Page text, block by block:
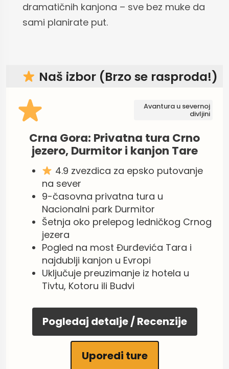
dramatičnih kanjona – sve bez muke da
sami planirate put.
Naš izbor (Brzo se rasproda!)
Avantura u severnoj
divljini
Crna Gora: Privatna tura Crno
jezero, Durmitor i kanjon Tare
4.9 zvezdica za epsko putovanje
na sever
9-časovna privatna tura u
Nacionalni park Durmitor
Šetnja oko prelepog ledničkog Crnog
jezera
Pogled na most Đurđevića Tara i
najdublji kanjon u Evropi
Uključuje preuzimanje iz hotela u
Tivtu, Kotoru ili Budvi
Pogledaj detalje / Recenzije
Uporedi ture